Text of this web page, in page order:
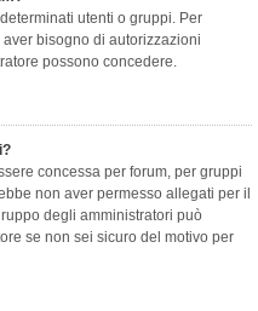
utenti o gruppi. Per
bisogno di autorizzazioni
possono concedere.
concessa per forum, per gruppi
non aver permesso allegati per il
degli amministratori può
se non sei sicuro del motivo per